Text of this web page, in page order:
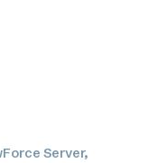
Server,